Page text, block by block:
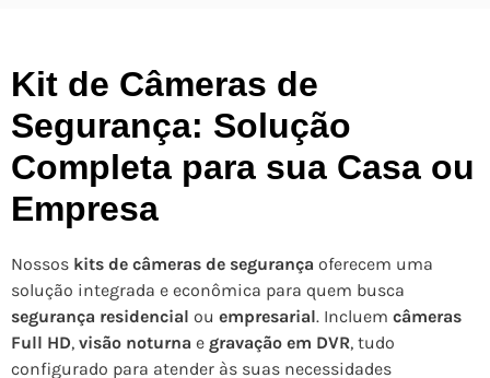
Kit de Câmeras de
Segurança: Solução
Completa para sua Casa ou
Empresa
Nossos kits de câmeras de segurança oferecem uma
solução integrada e econômica para quem busca
segurança residencial ou empresarial. Incluem câmeras
Full HD, visão noturna e gravação em DVR, tudo
configurado para atender às suas necessidades